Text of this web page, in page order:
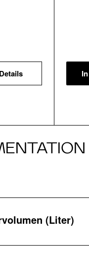
(Liter)